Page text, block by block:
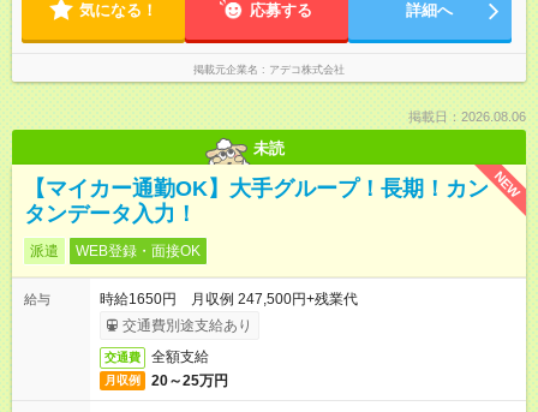
気になる！ 応募する 詳細へ
掲載元企業名 アデコ株式会社
掲載日：2026.08.06
未読
NEW
【マイカー通勤OK】大手グループ！長期！カン
タンデータ入力！
派遣 WEB登録・面接OK
給与
時給1650円 月収例 247,500円+残業代
交通費別途支給あり
交通費 全額支給
月収例 20～25万円